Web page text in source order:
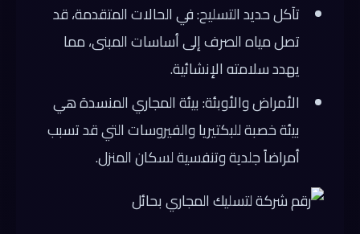
تآكل حديد التسليح: في الحالات المتقدمة، قد
تصل مياه الصرف إلى أساسات المبنى، مما
يهدد سلامته الإنشائية.
الأمراض والأوبئة: بيئة المجاري المنسدة هي
بيئة خصبة للبكتيريا والفيروسات التي قد تسبب
أمراضاً جلدية وتنفسية لسكان المنزل.